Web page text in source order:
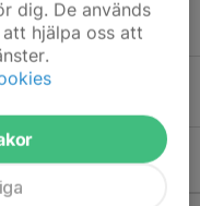
dig. De används
hjälpa oss att